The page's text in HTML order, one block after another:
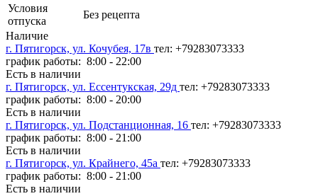
Условия
отпуска
Без рецепта
Наличие
г. Пятигорск, ул. Кочубея, 17в тел: +79283073333
график работы: 8:00 - 22:00
Есть в наличии
г. Пятигорск, ул. Ессентукская, 29д тел: +79283073333
график работы: 8:00 - 20:00
Есть в наличии
г. Пятигорск, ул. Подстанционная, 16 тел: +79283073333
график работы: 8:00 - 21:00
Есть в наличии
г. Пятигорск, ул. Крайнего, 45а тел: +79283073333
график работы: 8:00 - 21:00
Есть в наличии